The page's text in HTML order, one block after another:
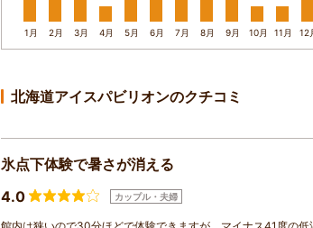
1月 2月 3月 4月 5月 6月 7月 8月 9月 10月 11月 12
北海道アイスパビリオンのクチコミ
氷点下体験で暑さが消える
4.0
カップル・夫婦